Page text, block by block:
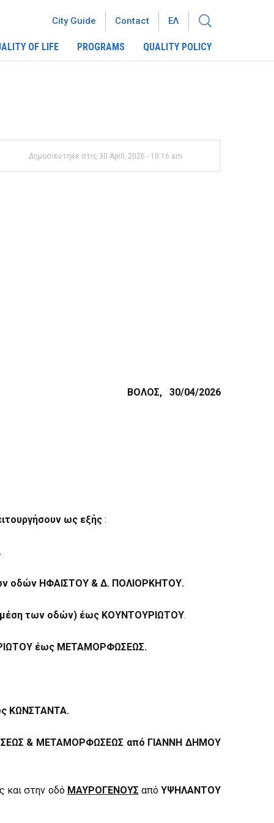
OF LIFE PROGRAMS QUALITY POLICY
City Guide Contact ΕΛ
Δημοσιεύτηκε στις 30 April, 2026 - 10:16 am
ΒΟΛΟΣ, 30/04/2026
ως εξής :
οδών ΗΦΑΙΣΤΟΥ & Δ. ΠΟΛΙΟΡΚΗΤΟΥ.
των οδών) έως ΚΟΥΝΤΟΥΡΙΩΤΟΥ.
έως ΜΕΤΑΜΟΡΦΩΣΕΩΣ.
ΚΩΝΣΤΑΝΤΑ.
& ΜΕΤΑΜΟΡΦΩΣΕΩΣ από ΓΙΑΝΝΗ ΔΗΜΟΥ
και στην οδό ΜΑΥΡΟΓΕΝΟΥΣ απόΥΨΗΛΑΝΤΟΥ